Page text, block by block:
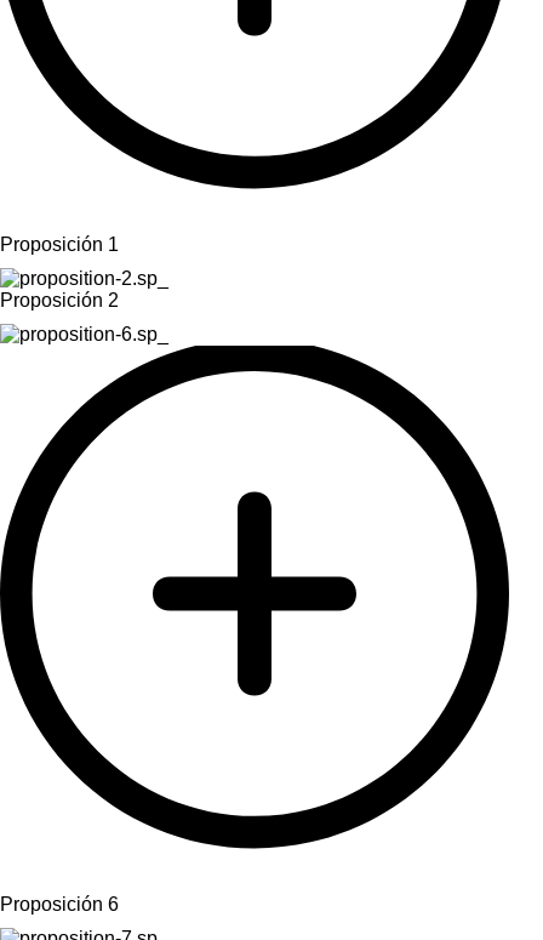
Proposición 1
Proposición 2
Proposición 6